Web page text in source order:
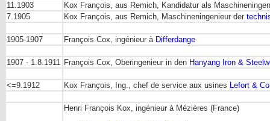
11.1903
Kox François, aus Remich, Kandidatur als
7.1905
Kox François, aus Remich, Maschineningenieur der
1905-1907 François Cox, ingénieur à Differdange
1907 - 1.8.1911 François Cox, Oberingenieur in den Hanyang Iron &
<=9.1912 Kox François, Ing., chef de service aux usines Lefort &
Henri François Kox, ingénieur à Mézières (France)